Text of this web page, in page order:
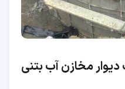
مخازن آب بتنی